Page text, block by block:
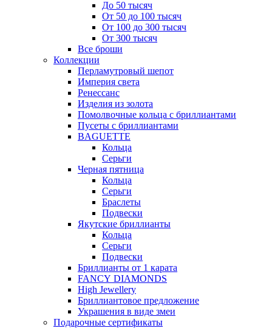
До 50 тысяч
От 50 до 100 тысяч
От 100 до 300 тысяч
От 300 тысяч
Все броши
Коллекции
Перламутровый шепот
Империя света
Ренессанс
Изделия из золота
Помолвочные кольца с бриллиантами
Пусеты с бриллиантами
BAGUETTE
Кольца
Серьги
Черная пятница
Кольца
Серьги
Браслеты
Подвески
Якутские бриллианты
Кольца
Серьги
Подвески
Бриллианты от 1 карата
FANCY DIAMONDS
High Jewellery
Бриллиантовое предложение
Украшения в виде змеи
Подарочные сертификаты